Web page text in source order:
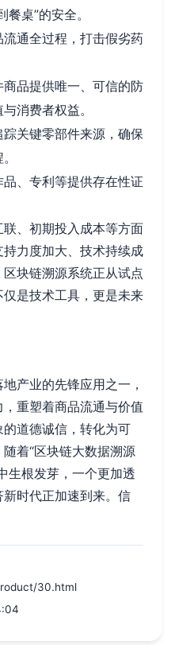
桌”的安全。
流通全过程，打击假劣药
商品提供唯一、可信的防
消费者权益。
踪关键零部件来源，确保
品、专利等提供存在性证
、初期投入成本等方面
力度加大、技术持续成
块链溯源系统正从试点
是技术工具，更是未来
产业的先锋应用之一，
重塑着商品流通与价值
道德诚信，转化为可
着“区块链大数据溯源
生根发芽，一个更加透
时代正加速到来。信
30.html